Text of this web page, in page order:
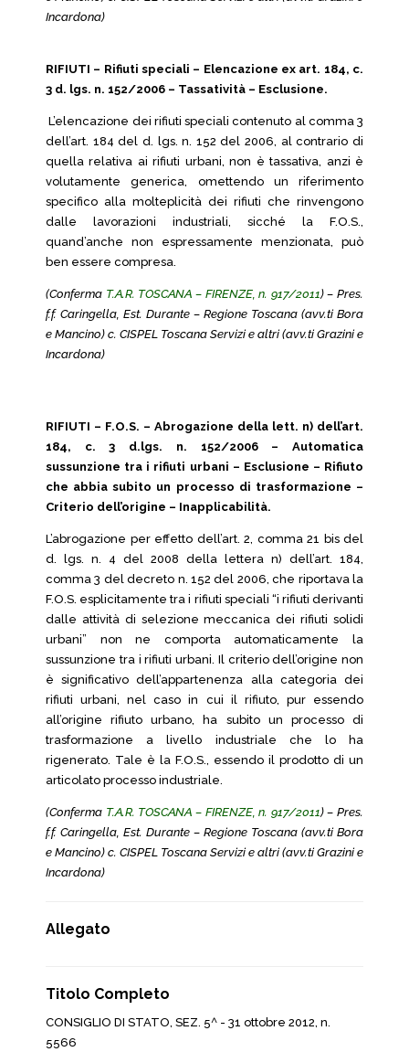
Incardona)
RIFIUTI – Rifiuti speciali – Elencazione ex art. 184, c.
3 d. lgs. n. 152/2006 – Tassatività – Esclusione.
L’elencazione dei rifiuti speciali contenuto al comma 3
dell’art. 184 del d. lgs. n. 152 del 2006, al contrario di
quella relativa ai rifiuti urbani, non è tassativa, anzi è
volutamente generica, omettendo un riferimento
specifico alla molteplicità dei rifiuti che rinvengono
dalle lavorazioni industriali, sicché la F.O.S.,
quand’anche non espressamente menzionata, può
ben essere compresa.
(Conferma T.A.R. TOSCANA – FIRENZE, n. 917/2011) – Pres.
f.f. Caringella, Est. Durante – Regione Toscana (avv.ti Bora
e Mancino) c. CISPEL Toscana Servizi e altri (avv.ti Grazini e
Incardona)
RIFIUTI – F.O.S. – Abrogazione della lett. n) dell’art.
184, c. 3 d.lgs. n. 152/2006 – Automatica
sussunzione tra i rifiuti urbani – Esclusione – Rifiuto
che abbia subito un processo di trasformazione –
Criterio dell’origine – Inapplicabilità.
L’abrogazione per effetto dell’art. 2, comma 21 bis del
d. lgs. n. 4 del 2008 della lettera n) dell’art. 184,
comma 3 del decreto n. 152 del 2006, che riportava la
F.O.S. esplicitamente tra i rifiuti speciali “i rifiuti derivanti
dalle attività di selezione meccanica dei rifiuti solidi
urbani” non ne comporta automaticamente la
sussunzione tra i rifiuti urbani. Il criterio dell’origine non
è significativo dell’appartenenza alla categoria dei
rifiuti urbani, nel caso in cui il rifiuto, pur essendo
all’origine rifiuto urbano, ha subito un processo di
trasformazione a livello industriale che lo ha
rigenerato. Tale è la F.O.S., essendo il prodotto di un
articolato processo industriale.
(Conferma T.A.R. TOSCANA – FIRENZE, n. 917/2011) – Pres.
f.f. Caringella, Est. Durante – Regione Toscana (avv.ti Bora
e Mancino) c. CISPEL Toscana Servizi e altri (avv.ti Grazini e
Incardona)
Allegato
Titolo Completo
CONSIGLIO DI STATO, SEZ. 5^ - 31 ottobre 2012, n.
5566